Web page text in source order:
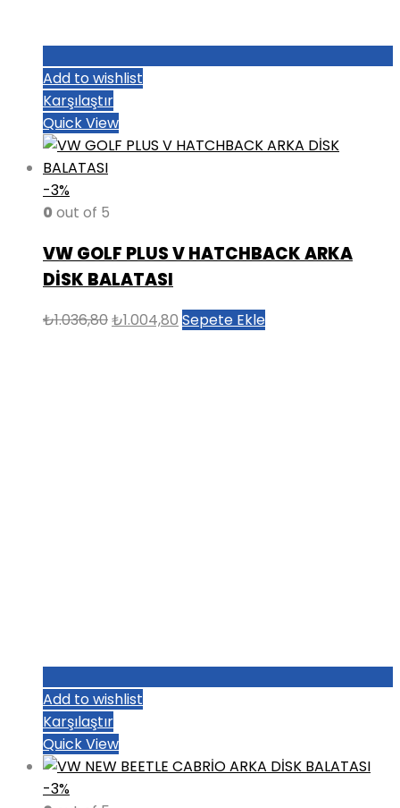
Add to wishlist
Karşılaştır
Quick View
-3%
0 out of 5
VW GOLF PLUS V HATCHBACK ARKA
DİSK BALATASI
₺1.036,80Orijinal
₺1.004,80 Şu
Sepete Ekle
Add to wishlist
Karşılaştır
Quick View
-3%